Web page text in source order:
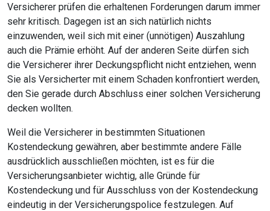
Versicherer prüfen die erhaltenen Forderungen darum immer
sehr kritisch. Dagegen ist an sich natürlich nichts
einzuwenden, weil sich mit einer (unnötigen) Auszahlung
auch die Prämie erhöht. Auf der anderen Seite dürfen sich
die Versicherer ihrer Deckungspflicht nicht entziehen, wenn
Sie als Versicherter mit einem Schaden konfrontiert werden,
den Sie gerade durch Abschluss einer solchen Versicherung
decken wollten.
Weil die Versicherer in bestimmten Situationen
Kostendeckung gewähren, aber bestimmte andere Fälle
ausdrücklich ausschließen möchten, ist es für die
Versicherungsanbieter wichtig, alle Gründe für
Kostendeckung und für Ausschluss von der Kostendeckung
eindeutig in der Versicherungspolice festzulegen. Auf